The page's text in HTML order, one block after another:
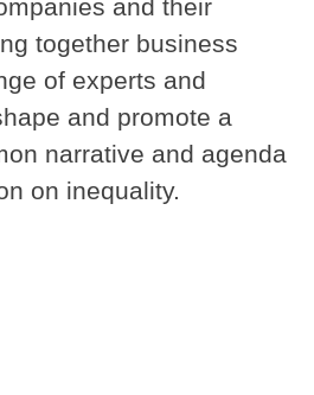
and their
together business
of experts and
and promote a
narrative and agenda
on inequality.